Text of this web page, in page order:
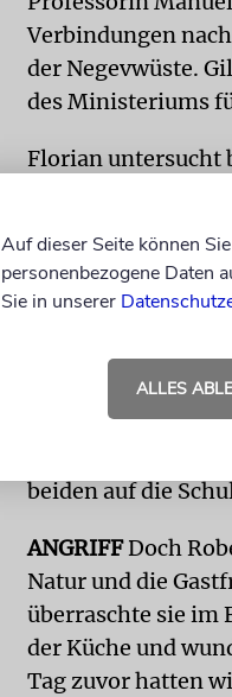
Verbindungen
der Negevwüste.
des Ministeriums
Florian untersucht
von Mangan und
Messungen der
Wasser. »Ein
Gal betont. »Die
schmutzig
beiden auf die
ANGRIFFDoch
Natur und die
überraschte sie im
der Küche und
Tag zuvor hatten
Auf dieser Seite können
personenbezogene Daten
Sie in unserer
ALLES